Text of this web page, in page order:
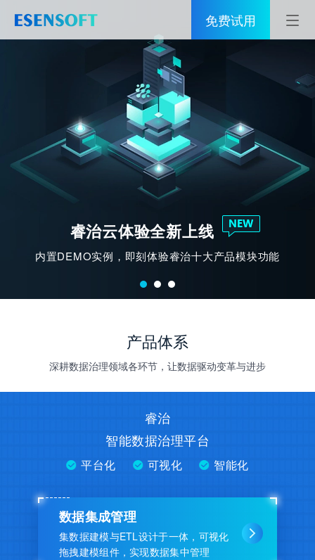
免费试用
伙伴
关于亿信
睿治云体验全新上线
内置DEMO实例，即刻体验睿治十大产品模块功能
数据治理全域解决方案
标建设、数据仓库、数据中心等多个领域
产品体系
深耕数据治理领域各环节，让数据驱动变革与进步
睿治
智能数据治理平台
平台化 可视化 智能化
数据集成管理
集数据建模与ETL设计于一体，可视化
拖拽建模组件，实现数据集中管理